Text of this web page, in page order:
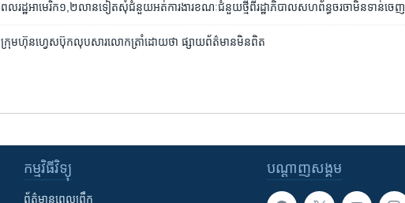
ពលរដ្ឋ​អាមេរិក​១,២​លាន​ទៀត​​សុំ​ជំនួយ​អត់ការងារ​ខណៈ​ជំនួយ​ថ្មី​ពី​រដ្ឋាភិបាល​សហព័ន្ធ​​ចរចា​មិន​ទាន់​ចេញ
ក្រុមហ៊ុន​ហ្វេសប៊ុក​លុប​សារ​លោក​ត្រាំ​ដោយ​ថា ផ្សាយ​ព័ត៌មាន​មិន​ពិត
បណ្តាញ​សង្គម
កម្មវិធី​វិទ្យុ
ព័ត៌មាន​ពេល​ព្រឹក